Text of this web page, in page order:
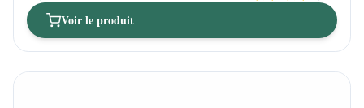
Voir le produit